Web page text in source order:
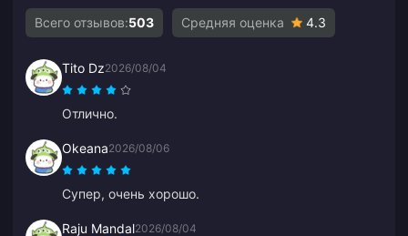
Всего отзывов:503 Средняя оценка 4.3
Tito Dz2026/08/04
Отлично.
Okeana2026/08/06
Супер, очень хорошо.
Raju Mandal2026/08/04